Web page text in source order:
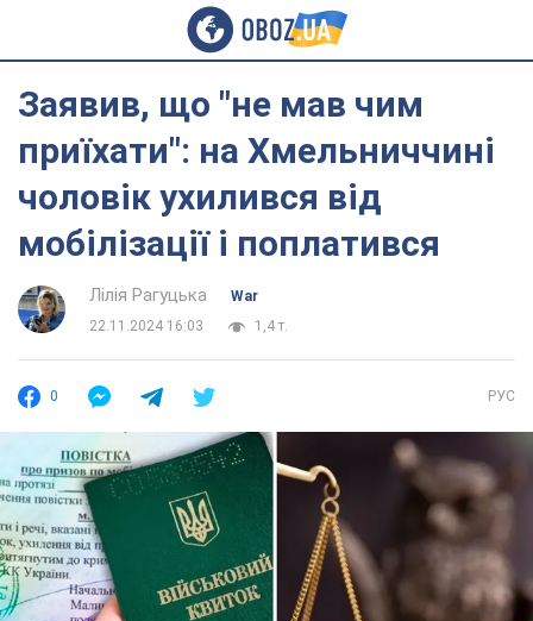
Заявив, що "не мав чим
приїхати": на Хмельниччині
чоловік ухилився від
мобілізації і поплатився
Лілія Рагуцька
War
22.11.2024 16:03
1,4 т.
0 РУС